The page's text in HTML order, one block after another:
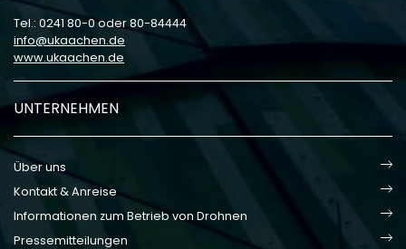
Tel.: 0241 80-0 oder 80-84444
info
ukaachen de
www.ukaachen.de
UNTERNEHMEN
Über uns
Kontakt & Anreise
Informationen zum Betrieb von Drohnen
Pressemitteilungen